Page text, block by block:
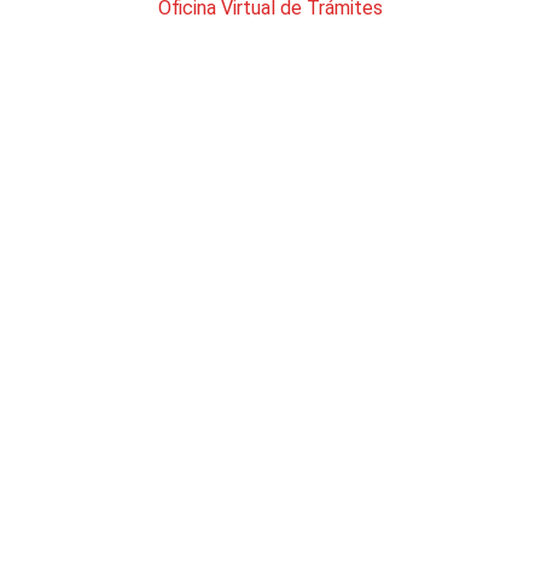
Oficina Virtual de Trámites